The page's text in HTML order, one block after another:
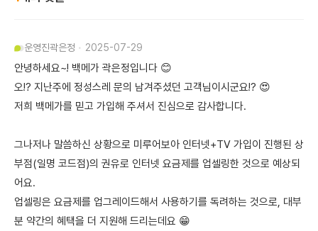
운영진곽은정 2025-07-29
안녕하세요~! 백메가 곽은정입니다 😊
오!? 지난주에 정성스레 문의 남겨주셨던 고객님이시군요!? 😍
저희 백메가를 믿고 가입해 주셔서 진심으로 감사합니다.
그나저나 말씀하신 상황으로 미루어보아 인터넷+TV 가입이 진행된 상
부점(일명 코드점)의 권유로 인터넷 요금제를 업셀링한 것으로 예상되
어요.
업셀링은 요금제를 업그레이드해서 사용하기를 독려하는 것으로, 대부
분 약간의 혜택을 더 지원해 드리는데요 😁